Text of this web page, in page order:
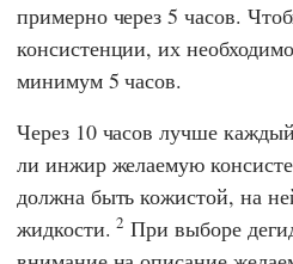
примерно через 5 часов.
консистенции, их
минимум 5 часов.
Через 10 часов лучше
ли инжир желаемую
должна быть кожистой, на
жидкости.2 При выборе